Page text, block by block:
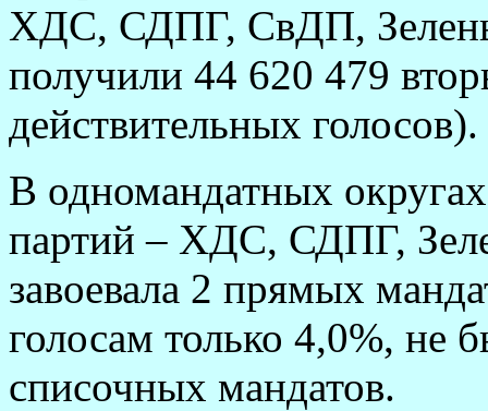
ХДС, СДПГ, СвДП,
получили 44 620 479
действительных голосов).
В одномандатных
партий – ХДС, СДПГ,
завоевала 2 прямых
голосам только 4,0%, не
списочных мандатов.